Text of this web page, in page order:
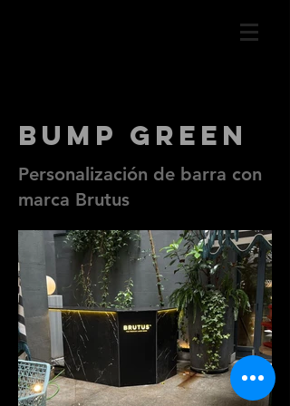
Bump green
Personalización de barra con
marca Brutus